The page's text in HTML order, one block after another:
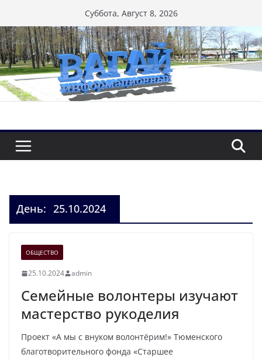
к
содержимому
Суббота, Август 8, 2026
День: 25.10.2024
ОБЩЕСТВО
25.10.2024 admin
Семейные волонтеры изучают
мастерство рукоделия
Проект «А мы с внуком волонтёрим!» Тюменского
благотворительного фонда «Старшее